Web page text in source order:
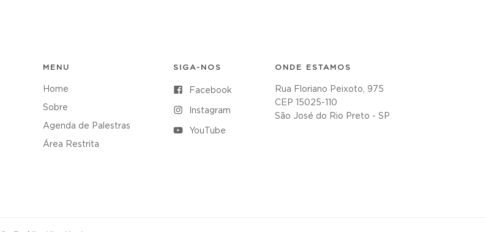
MENU
Home
Sobre
Agenda de Palestras
Área Restrita
SIGA-NOS
Facebook
Instagram
YouTube
ONDE ESTAMOS
Rua Floriano Peixoto, 975
CEP 15025-110
São José do Rio Preto - SP